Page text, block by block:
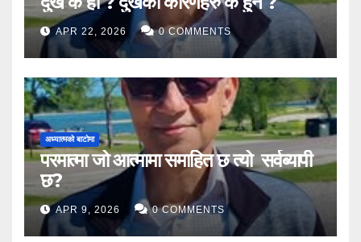
APR 22, 2026 0 COMMENTS
अध्यात्मको बाटोमा
परमात्मा जो आत्मामा समाहित छ त्यो सर्वब्यापी
छ?
APR 9, 2026 0 COMMENTS